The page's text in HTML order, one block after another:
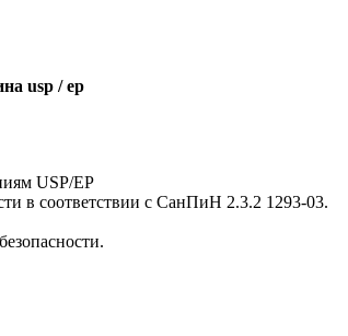
usp / ep
USP/EP
в соответствии с СанПиН 2.3.2 1293-03.